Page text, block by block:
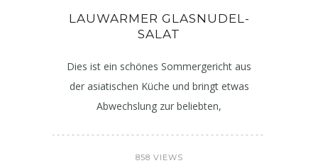
LAUWARMER GLASNUDEL-
SALAT
Dies ist ein schönes Sommergericht aus
der asiatischen Küche und bringt etwas
Abwechslung zur beliebten,
858 VIEWS